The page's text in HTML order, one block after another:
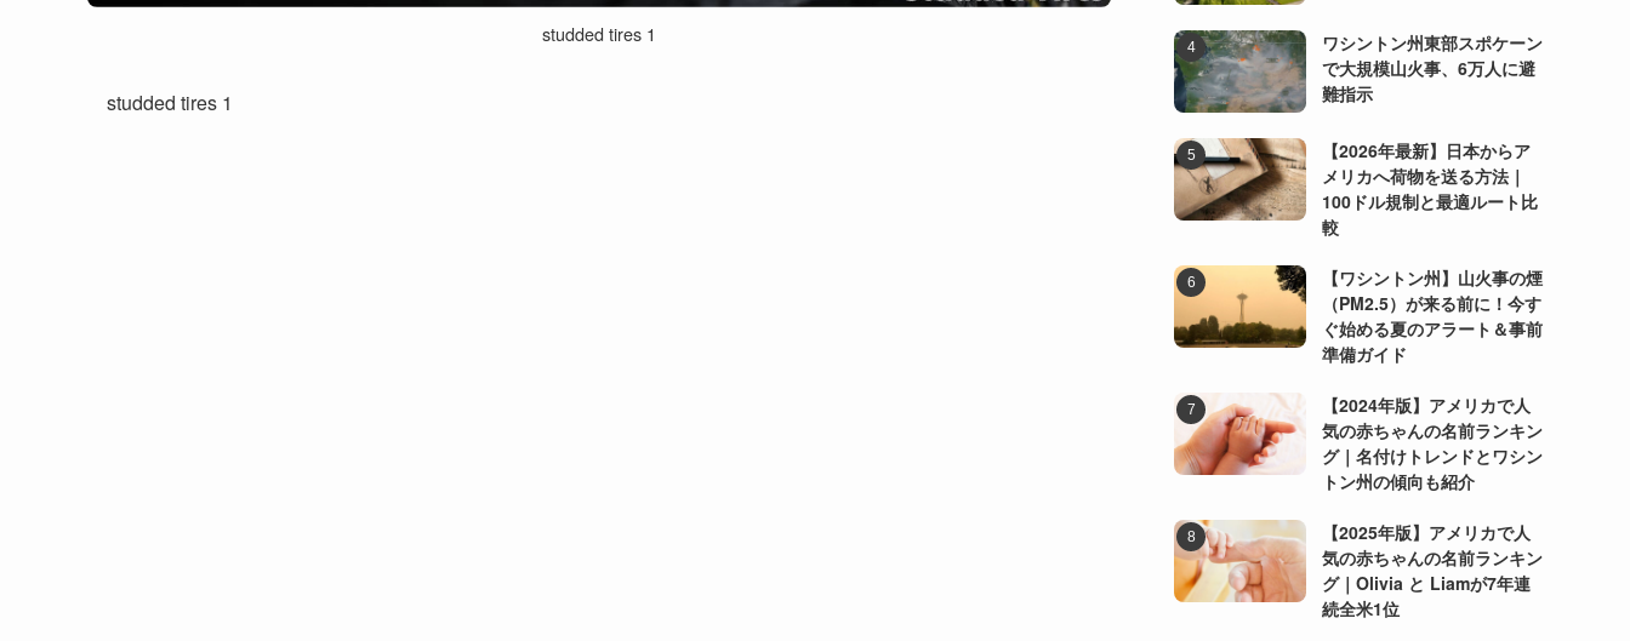
studded tires 1
studded tires 1
ワシントン州東部スポケーン
で大規模山火事、6万人に避
難指示
【2026年最新】日本からア
メリカへ荷物を送る方法｜
100ドル規制と最適ルート比
較
【ワシントン州】山火事の煙
（PM2.5）が来る前に！今す
ぐ始める夏のアラート＆事前
準備ガイド
【2024年版】アメリカで人
気の赤ちゃんの名前ランキン
グ｜名付けトレンドとワシン
トン州の傾向も紹介
【2025年版】アメリカで人
気の赤ちゃんの名前ランキン
グ｜Olivia と Liamが7年連
続全米1位